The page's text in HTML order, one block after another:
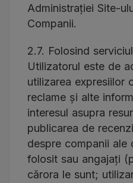
Administrației Site-
Companii.
2.7. Folosind
Utilizatorul este de
utilizarea expresiilor
reclame și alte
interesul asupra
publicarea de
despre companii ale
folosit sau angajați
cărora le sunt;